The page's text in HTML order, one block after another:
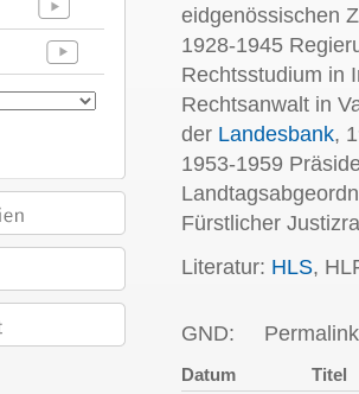
eidgenössischen
1928-1945
Rechtsstudium in
Rechtsanwalt in
der Landesbank,
1953-1959
Fürstlicher
Literatur: HLS,
GND:
Datum Titel